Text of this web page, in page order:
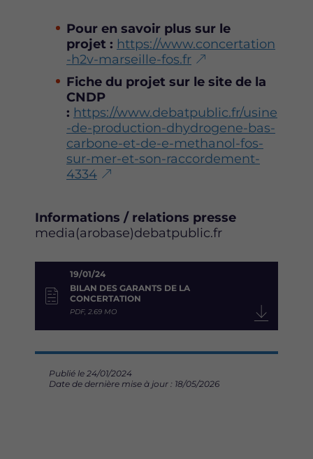
Pour en savoir plus sur le
projet : https://www.concertation
-h2v-marseille-fos.fr
Fiche du projet sur le site de la
CNDP
: https://www.debatpublic.fr/usine
-de-production-dhydrogene-bas-
carbone-et-de-e-methanol-fos-
sur-mer-et-son-raccordement-
4334
Informations / relations presse
media(arobase)debatpublic.fr
19/01/24
BILAN DES GARANTS DE LA
CONCERTATION
PDF, 2.69 MO
Publié le 24/01/2024
Date de dernière mise à jour : 18/05/2026